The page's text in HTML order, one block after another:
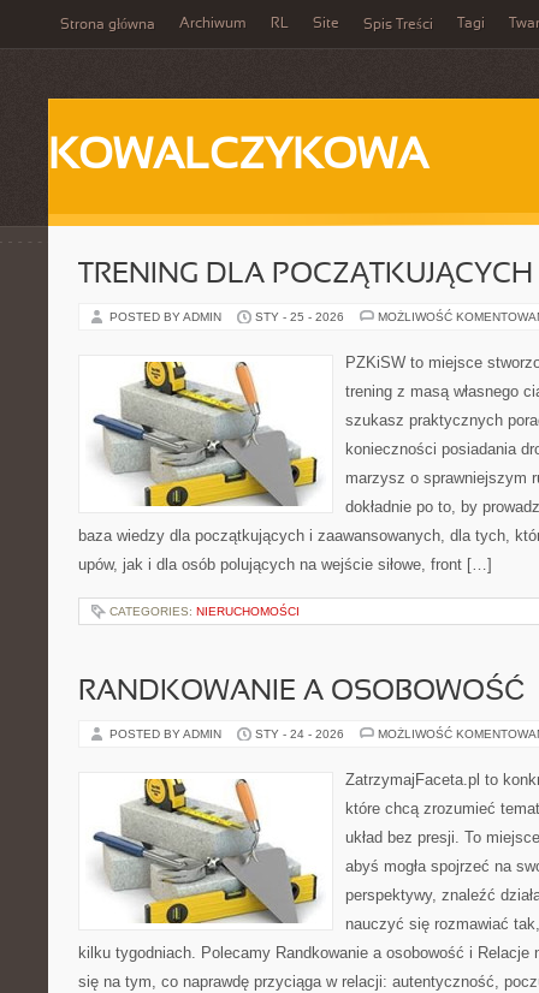
Strona główna Archiwum RL Site Spis Treści Tagi
KOWALCZYKOWA
TRENING DLA POCZĄTKUJĄCYCH
POSTED BY ADMIN STY - 25 - 2026 MOŻLIWOŚĆ
PZKiSW to miejsce
trening z masą własnego
szukasz praktycznych
konieczności posiadania
marzysz o sprawniejszym
dokładnie po to, by
baza wiedzy dla początkujących i zaawansowanych, dla tych,
upów, jak i dla osób polujących na wejście siłowe, front […]
CATEGORIES: NIERUCHOMOŚCI
RANDKOWANIE A OSOBOWOŚĆ
POSTED BY ADMIN STY - 24 - 2026 MOŻLIWOŚĆ
ZatrzymajFaceta.pl to
które chcą zrozumieć
układ bez presji. To
abyś mogła spojrzeć na
perspektywy, znaleźć
nauczyć się rozmawiać
kilku tygodniach. Polecamy Randkowanie a osobowość i Relacje
się na tym, co naprawdę przyciąga w relacji: autentyczność,